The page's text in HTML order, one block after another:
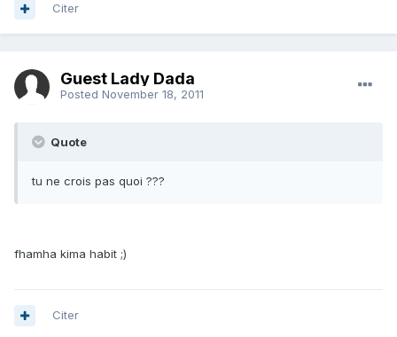
Citer
Guest Lady Dada
Posted November 18, 2011
Quote
tu ne crois pas quoi ???
fhamha kima habit ;)
Citer